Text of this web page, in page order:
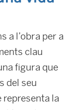
a l’obra per a
clau
figura que
del seu
representa la